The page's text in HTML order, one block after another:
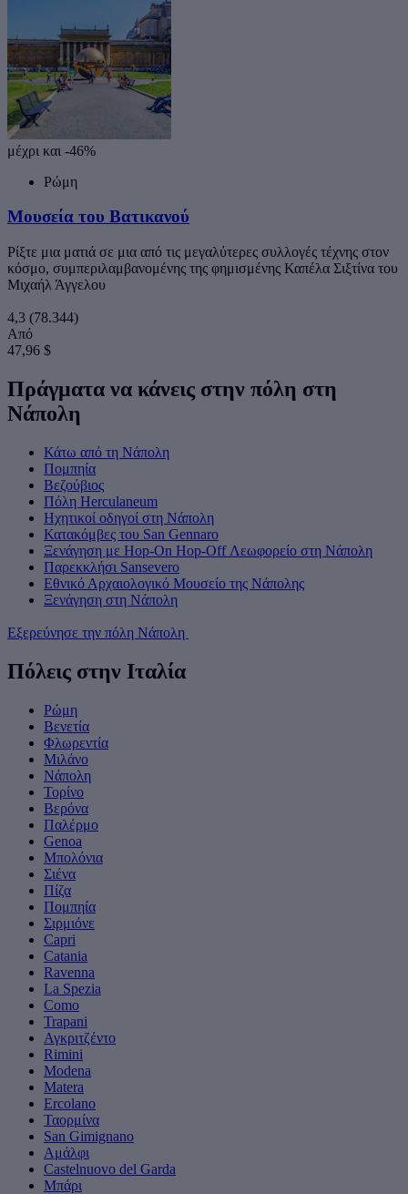
μέχρι και -46%
Ρώμη
Μουσεία του Βατικανού
Ρίξτε μια ματιά σε μια από τις μεγαλύτερες συλλογές τέχνης στον
κόσμο, συμπεριλαμβανομένης της φημισμένης Καπέλα Σιξτίνα του
Μιχαήλ Άγγελου
4,3 (78.344)
Από
47,96 $
Πράγματα να κάνεις στην πόλη στη
Νάπολη
Κάτω από τη Νάπολη
Πομπηία
Βεζούβιος
Πόλη Herculaneum
Ηχητικοί οδηγοί στη Νάπολη
Κατακόμβες του San Gennaro
Ξενάγηση με Hop-On Hop-Off Λεωφορείο στη Νάπολη
Παρεκκλήσι Sansevero
Εθνικό Αρχαιολογικό Μουσείο της Νάπολης
Ξενάγηση στη Νάπολη
Εξερεύνησε την πόλη Νάπολη
Πόλεις στην Ιταλία
Ρώμη
Βενετία
Φλωρεντία
Μιλάνο
Νάπολη
Τορίνο
Βερόνα
Παλέρμο
Genoa
Μπολόνια
Σιένα
Πίζα
Πομπηία
Σιρμιόνε
Capri
Catania
Ravenna
La Spezia
Como
Trapani
Αγκριτζέντο
Rimini
Modena
Matera
Ercolano
Ταορμίνα
San Gimignano
Αμάλφι
Castelnuovo del Garda
Μπάρι